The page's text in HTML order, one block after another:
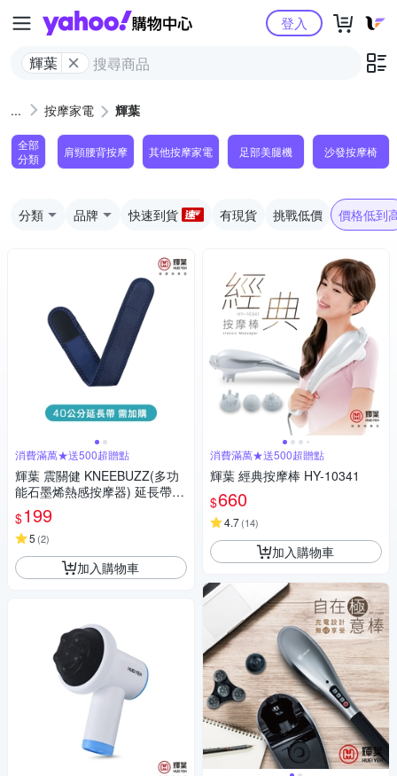
Yahoo購物中心
輝葉
登入
按摩家電 輝葉
全部
分類
肩頸腰背按摩 其他按摩家電 足部美腿機 沙發按摩椅
分類 品牌 快速到貨 有現貨 挑戰低價 價格低到
消費滿萬★送500超贈點
輝葉 震關健 KNEEBUZZ(多功
能石墨烯熱感按摩器) 延長帶-H
Y-762-BU-001
$199
5 (2)
加入購物車
消費滿萬★送500超贈點
輝葉 經典按摩棒 HY-10341
$660
4.7(14)
加入購物車